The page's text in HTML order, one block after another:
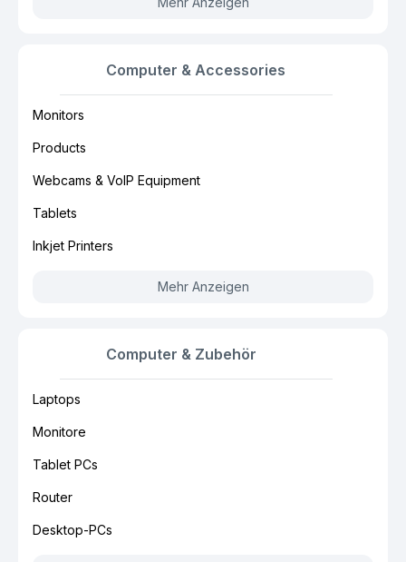
Computer & Accessories
Monitors
Products
Webcams & VoIP Equipment
Tablets
Inkjet Printers
Mehr Anzeigen
Computer & Zubehör
Laptops
Monitore
Tablet PCs
Router
Desktop-PCs